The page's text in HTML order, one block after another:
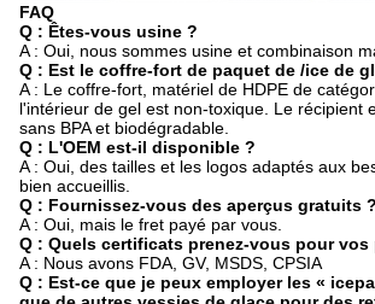
FAQ
Q : Êtes-vous usine ?
A : Oui, nous sommes usine et combinaison
Q : Est le coffre-fort de paquet de /ice de
A : Le coffre-fort, matériel de HDPE de
l'intérieur de gel est non-toxique. Le récipient
sans BPA et biodégradable.
Q : L'OEM est-il disponible ?
A : Oui, des tailles et les logos adaptés aux
bien accueillis.
Q : Fournissez-vous des aperçus gratuits ?
A : Oui, mais le fret payé par vous.
Q : Quels certificats prenez-vous pour
A : Nous avons FDA, GV, MSDS, CPSIA
Q : Est-ce que je peux employer les «